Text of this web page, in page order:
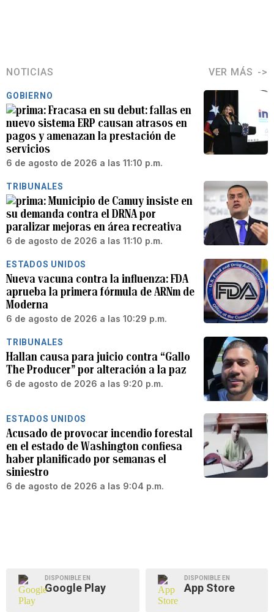
NOTICIAS VER MÁS
GOBIERNO
Fracasa en su debut: fallas en
nuevo sistema ERP causan atrasos en
pagos y amenazan la prestación de
servicios
6 de agosto de 2026 a las 11:10 p.m.
TRIBUNALES
Municipio de Camuy insiste en
su demanda contra el DRNA por
paralizar mejoras en área recreativa
6 de agosto de 2026 a las 11:10 p.m.
ESTADOS UNIDOS
Nueva vacuna contra la influenza: FDA
aprueba la primera fórmula de ARNm de
Moderna
6 de agosto de 2026 a las 10:29 p.m.
TRIBUNALES
Hallan causa para juicio contra “Gallo
The Producer” por alteración a la paz
6 de agosto de 2026 a las 9:20 p.m.
ESTADOS UNIDOS
Acusado de provocar incendio forestal
en el estado de Washington confiesa
haber planificado por semanas el
siniestro
6 de agosto de 2026 a las 9:04 p.m.
DISPONIBLE EN
Google Play
DISPONIBLE EN
App Store